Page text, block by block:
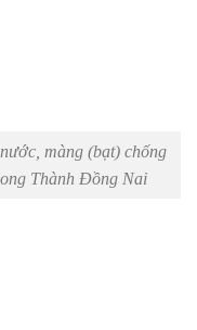
màng (bạt) chống
Thành Đồng Nai